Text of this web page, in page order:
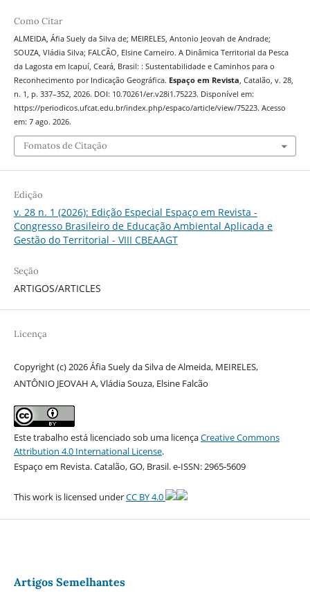
Como Citar
ALMEIDA, Áfia Suely da Silva de; MEIRELES, Antonio Jeovah de Andrade;
SOUZA, Vládia Silva; FALCÃO, Elsine Carneiro. A Dinâmica Territorial da Pesca
da Lagosta em Icapuí, Ceará, Brasil: : Sustentabilidade e Caminhos para o
Reconhecimento por Indicação Geográfica. Espaço em Revista, Catalão, v. 28,
n. 1, p. 337–352, 2026. DOI: 10.70261/er.v28i1.75223. Disponível em:
https://periodicos.ufcat.edu.br/index.php/espaco/article/view/75223. Acesso
em: 7 ago. 2026.
Fomatos de Citação
Edição
v. 28 n. 1 (2026): Edição Especial Espaço em Revista -
Congresso Brasileiro de Educação Ambiental Aplicada e
Gestão do Territorial - VIII CBEAAGT
Seção
ARTIGOS/ARTICLES
Licença
Copyright (c) 2026 Áfia Suely da Silva de Almeida, MEIRELES,
ANTÔNIO JEOVAH A, Vládia Souza, Elsine Falcão
Este trabalho está licenciado sob uma licençaCreative Commons
Attribution 4.0 International License.
Espaço em Revista. Catalão, GO, Brasil. e-ISSN: 2965-5609
This work is licensed underCC BY 4.0
Artigos Semelhantes